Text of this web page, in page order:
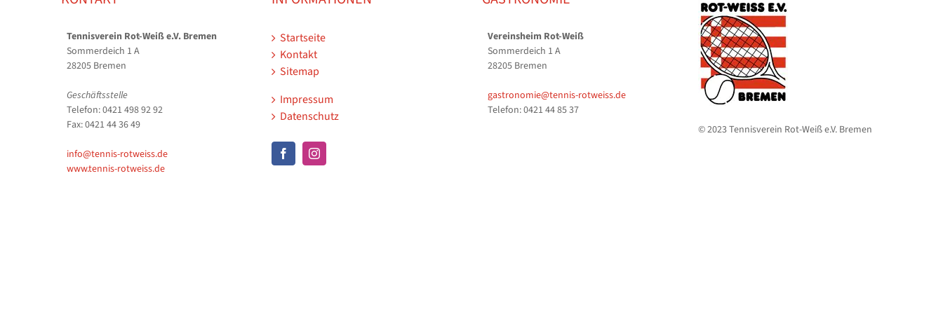
Tennisverein Rot-Weiß e.V. Bremen
Sommerdeich 1 A
28205 Bremen
Geschäftsstelle
Telefon: 0421 498 92 92
Fax: 0421 44 36 49
info@tennis-rotweiss.de
www.tennis-rotweiss.de
Startseite
Kontakt
Sitemap
Impressum
Datenschutz
Vereinsheim Rot-Weiß
Sommerdeich 1 A
28205 Bremen
gastronomie@tennis-rotweiss.de
Telefon: 0421 44 85 37
© 2023 Tennisverein Rot-Weiß e.V. Bremen